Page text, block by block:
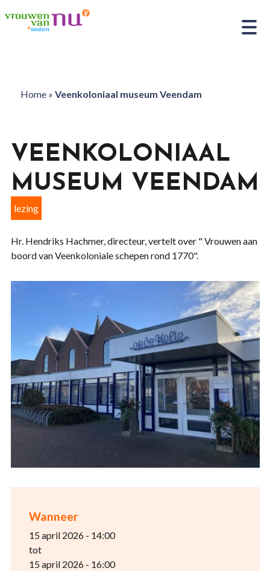
Home» Veenkoloniaal museum Veendam
Wanneer
15 april 2026 - 14:00
tot
15 april 2026 - 16:00
VEENKOLONIAAL
MUSEUM VEENDAM
lezing
Hr. Hendriks Hachmer, directeur, vertelt over " Vrouwen aan
boord van Veenkoloniale schepen rond 1770".